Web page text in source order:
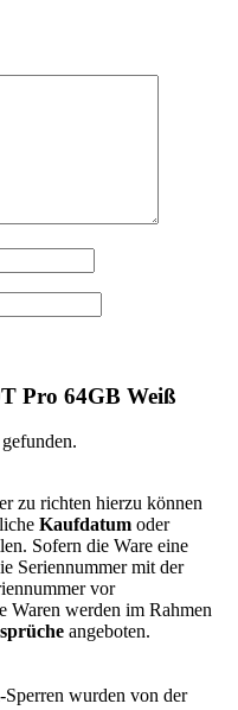
Pro 64GB Weiß
zu richten hierzu können
Kaufdatum oder
Sofern die Ware eine
Seriennummer mit der
vor
werden im Rahmen
angeboten.
wurden von der